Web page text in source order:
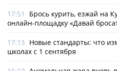
17:51
Брось курить, езжай на
онлайн-­площадку «Давай
17:13 Новые стандарты: что
школах с 1 сентября